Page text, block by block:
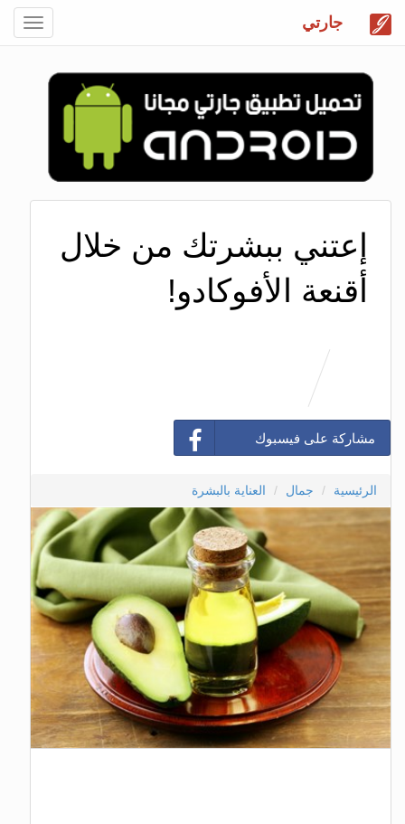
جارتي
إعتني ببشرتك من خلال
أقنعة الأفوكادو!
مشاركة على فيسبوك
الرئيسية جمال العناية بالبشرة